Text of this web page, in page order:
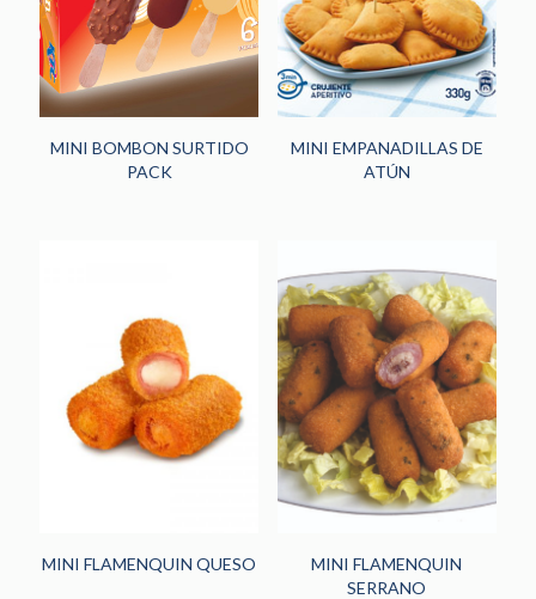
MINI BOMBON SURTIDO
PACK
MINI EMPANADILLAS DE
ATÚN
MINI FLAMENQUIN QUESO
MINI FLAMENQUIN
SERRANO